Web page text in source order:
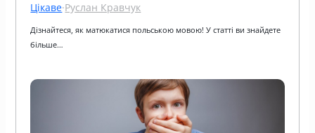
Цікаве·Руслан Кравчук
Дізнайтеся, як матюкатися польською мовою! У статті ви знайдете
більше…